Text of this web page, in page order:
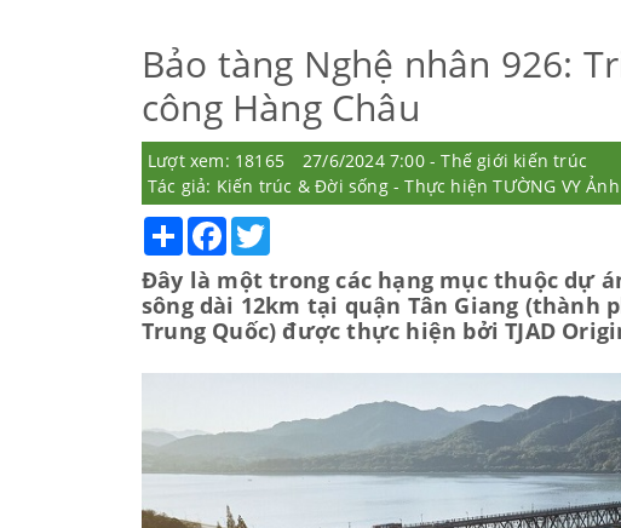
Bảo tàng Nghệ nhân 926:
công Hàng Châu
Lượt xem: 18165
27/6/2024 7:00 - Thế giới kiến trúc
Tác giả: Kiến trúc & Đời sống - Thực hiện TƯỜNG VY Ảnh
Share Facebook
Đây là một trong các hạng mục thuộc dự
sông dài 12km tại quận Tân Giang (thành
Trung Quốc) được thực hiện bởi TJAD